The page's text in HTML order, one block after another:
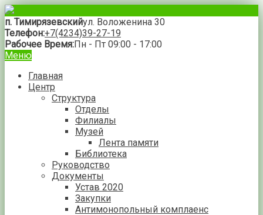
п. Тимирязевскийул. Воложенина 30
Телефон:+7(4234)39-27-19
Рабочее Время:Пн - Пт 09:00 - 17:00
Меню
Главная
Центр
Структура
Отделы
Филиалы
Музей
Лента памяти
Библиотека
Руководство
Документы
Устав 2020
Закупки
Антимонопольный комплаенс